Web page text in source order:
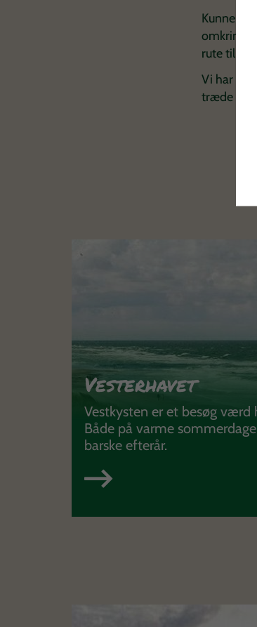
Kunne
omkring
rute til dig.
Vi har en
træde lidt
Vesterhavet
Vestkysten er et besøg værd
Både på varme
barske efterår.